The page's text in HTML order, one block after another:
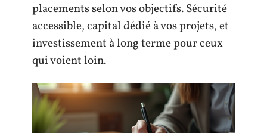
placements selon vos objectifs. Sécurité
accessible, capital dédié à vos projets, et
investissement à long terme pour ceux
qui voient loin.